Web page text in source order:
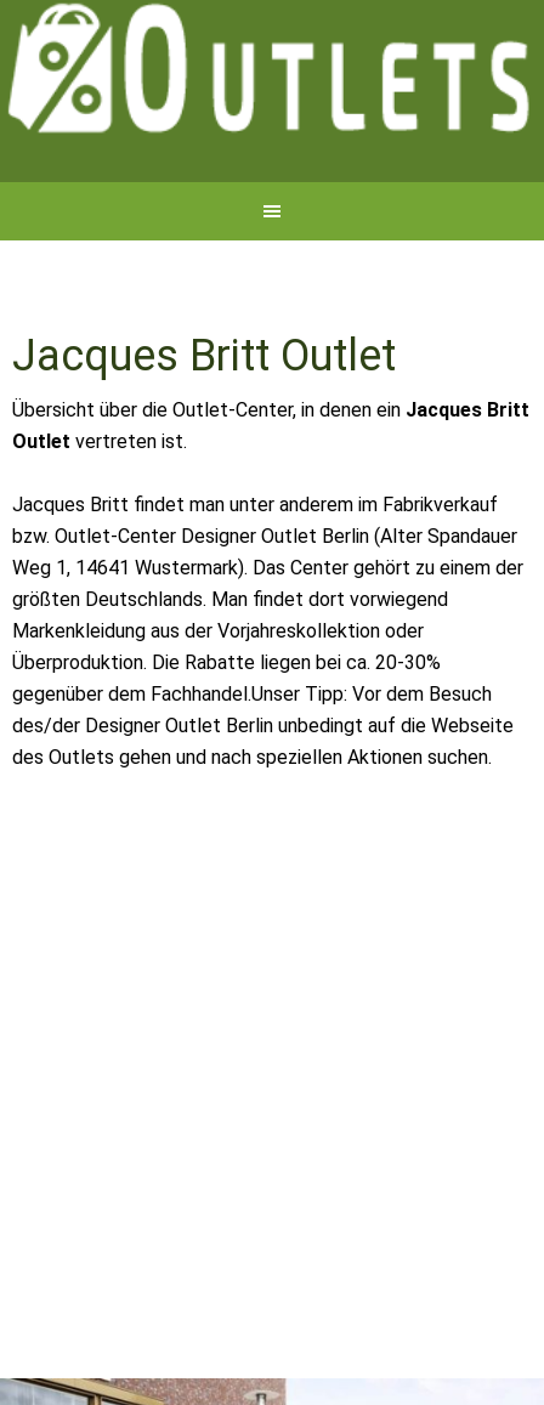
Jacques Britt Outlet
Übersicht über die Outlet-Center, in denen ein Jacques Britt
Outlet vertreten ist.
Jacques Britt findet man unter anderem im Fabrikverkauf
bzw. Outlet-Center Designer Outlet Berlin (Alter Spandauer
Weg 1, 14641 Wustermark). Das Center gehört zu einem der
größten Deutschlands. Man findet dort vorwiegend
Markenkleidung aus der Vorjahreskollektion oder
Überproduktion. Die Rabatte liegen bei ca. 20-30%
gegenüber dem Fachhandel.Unser Tipp: Vor dem Besuch
des/der Designer Outlet Berlin unbedingt auf die Webseite
des Outlets gehen und nach speziellen Aktionen suchen.